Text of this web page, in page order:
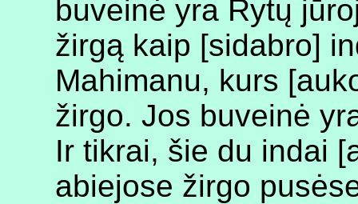
buveinė yra Rytų
žirgą kaip [sidabro]
Mahimanu, kurs
žirgo. Jos buveinė
Ir tikrai, šie du indai
abiejose žirgo